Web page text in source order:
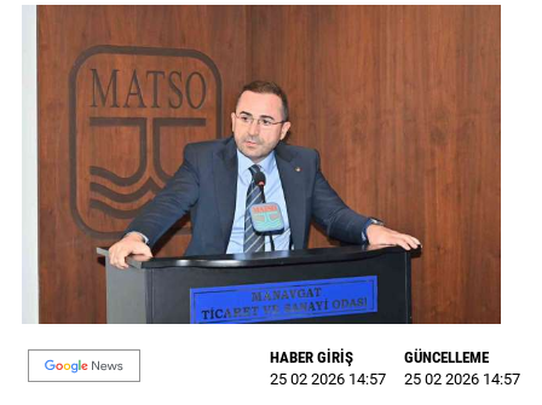
EKONOMİ
DÜNYA
MAGAZİN
GALERİ
VİDEO
YAZARLAR
ULAŞIN
HABER GİRİŞ
25 02 2026 14:57
GÜNCELLEME
25 02 2026 14:57